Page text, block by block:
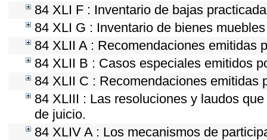
84 XLI F : Inventario de bajas
84 XLI G : Inventario de bienes
84 XLII A : Recomendaciones emitidas
84 XLII B : Casos especiales emitidos
84 XLII C : Recomendaciones emitidas
84 XLIII : Las resoluciones y laudos
de juicio.
84 XLIV A : Los mecanismos de